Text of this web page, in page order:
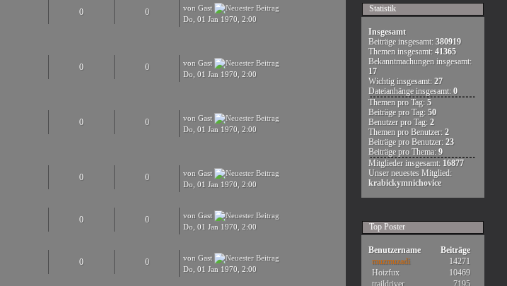
0 0
von Gast
Do, 01 Jan 1970, 2:00
0 0
von Gast
Do, 01 Jan 1970, 2:00
0 0
von Gast
Do, 01 Jan 1970, 2:00
0 0
von Gast
Do, 01 Jan 1970, 2:00
0 0
von Gast
Do, 01 Jan 1970, 2:00
0 0
von Gast
Do, 01 Jan 1970, 2:00
Statistik
Insgesamt
Beiträge insgesamt: 380919
Themen insgesamt: 41365
Bekanntmachungen insgesamt:
17
Wichtig insgesamt: 27
Dateianhänge insgesamt: 0
Themen pro Tag: 5
Beiträge pro Tag: 50
Benutzer pro Tag: 2
Themen pro Benutzer: 2
Beiträge pro Benutzer: 23
Beiträge pro Thema: 9
Mitglieder insgesamt: 16877
Unser neuestes Mitglied:
krabickymnichovice
Top Poster
Benutzername
Beiträge
muzmuzadi
14271
Hoizfux
10469
traildriver
7195